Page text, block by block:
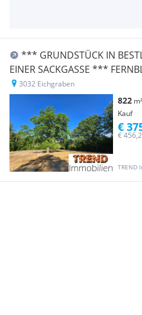
*** GRUNDSTÜCK IN
EINER SACKGASSE ***
ZENTRUMSNÄHE ***
3032 Eichgraben
822 m²
Kauf
TREND
€
€